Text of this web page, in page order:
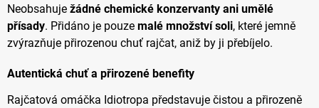
Neobsahuje žádné chemické konzervanty ani umělé
přísady. Přidáno je pouze malé množství soli, které jemně
zvýrazňuje přirozenou chuť rajčat, aniž by ji přebíjelo.
Autentická chuť a přirozené benefity
Rajčatová omáčka Idiotropa představuje čistou a přirozeně